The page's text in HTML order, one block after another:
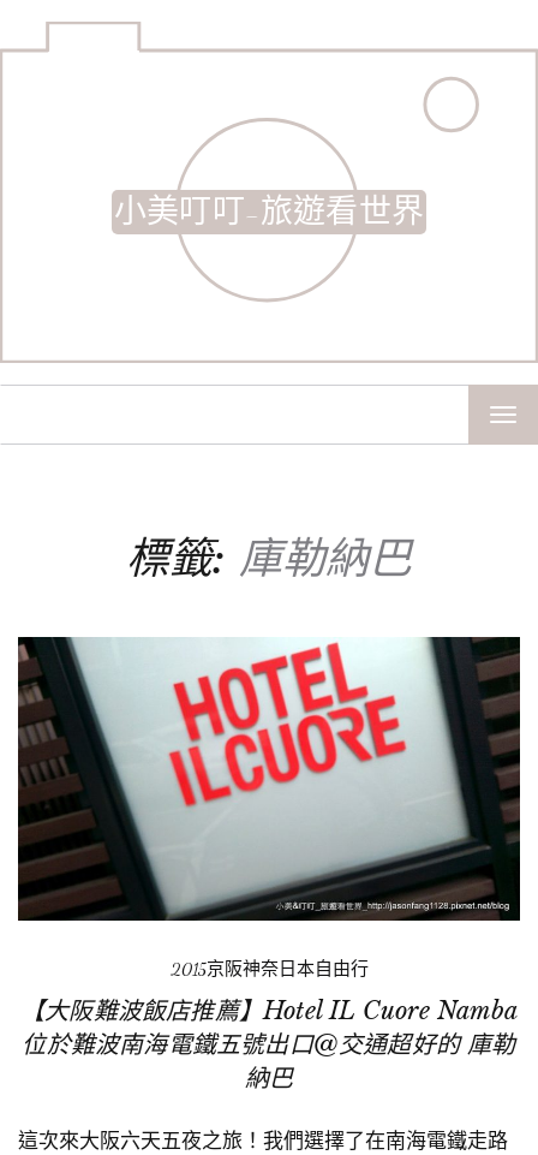
小美叮叮-旅遊看世界
標籤: 庫勒納巴
2015京阪神奈日本自由行
【大阪難波飯店推薦】Hotel IL Cuore Namba
位於難波南海電鐵五號出口@交通超好的 庫勒
納巴
這次來大阪六天五夜之旅！我們選擇了在南海電鐵走路